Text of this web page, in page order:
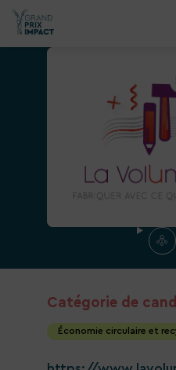
Catégorie de
Économie circulaire et